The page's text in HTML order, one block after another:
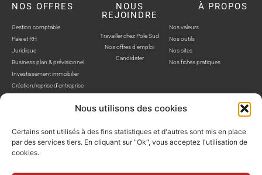
Nous utilisons des cookies
Certains sont utilisés à des fins statistiques et d'autres sont mis en place
par des services tiers. En cliquant sur "Ok", vous acceptez l'utilisation de
cookies.
NOS OFFRES
Gestion comptable
Paie et RH
Juridique
Business plan & prévisionnel
Investissement immobilier
Création/reprise d'entreprise
NOUS
REJOINDRE
Travailler chez Pole Sud
Nos offres d'emploi
Candidater
À PROPOS
Nos valeurs
Nos outils
Nos sites
Nos fiches pratiques
POLE SUD, TOUS DROITS RÉSERVÉS © SITE WEB RÉALISÉ PAR AUSTRA
Politique de confidentialitéMentions légalesGestion cookies